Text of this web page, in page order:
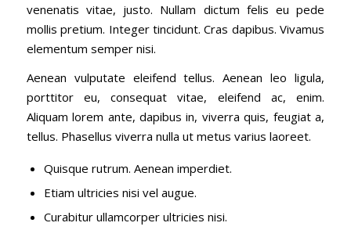
venenatis vitae, justo. Nullam dictum felis eu pede
mollis pretium. Integer tincidunt. Cras dapibus. Vivamus
elementum semper nisi.
Aenean vulputate eleifend tellus. Aenean leo ligula,
porttitor eu, consequat vitae, eleifend ac, enim.
Aliquam lorem ante, dapibus in, viverra quis, feugiat a,
tellus. Phasellus viverra nulla ut metus varius laoreet.
Quisque rutrum. Aenean imperdiet.
Etiam ultricies nisi vel augue.
Curabitur ullamcorper ultricies nisi.